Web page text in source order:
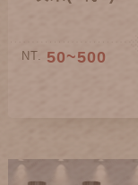
NT. 50~500